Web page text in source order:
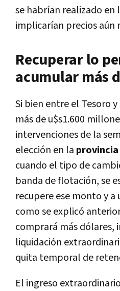
se habrían realizado en
implicarían precios aún
Recuperar lo
acumular más
Si bien entre el Tesoro
más de u$s1.600
intervenciones de la
elección en la provincia
cuando el tipo de
banda de flotación, se
recupere ese monto y a
como se explicó
comprará más dólares,
liquidación
quita temporal de
El ingreso